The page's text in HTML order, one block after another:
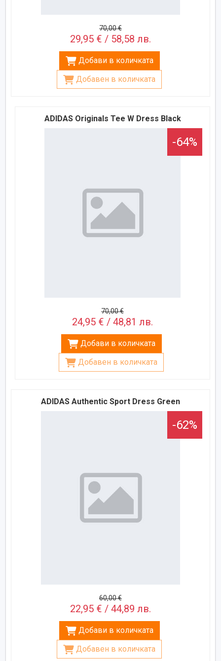
70,00 €
29,95 € / 58,58 лв.
Добави в количката
Добавен в количката
ADIDAS Originals Tee W Dress Black
-64%
70,00 €
24,95 € / 48,81 лв.
Добави в количката
Добавен в количката
ADIDAS Authentic Sport Dress Green
-62%
60,00 €
22,95 € / 44,89 лв.
Добави в количката
Добавен в количката